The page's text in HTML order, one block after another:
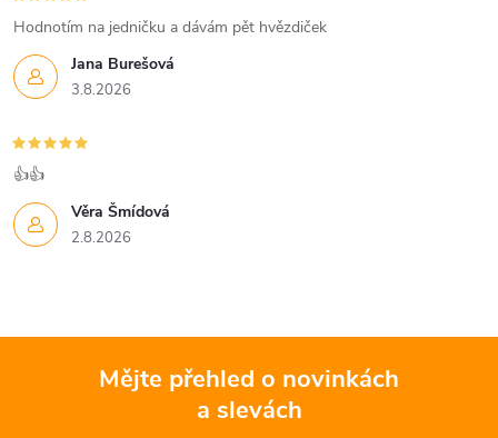
Jana Burešová
3.8.2026
Hodnotím na jedničku a dávám pět hvězdiček
Věra Šmídová
2.8.2026
👍👍
Mějte přehled o novinkách
a slevách